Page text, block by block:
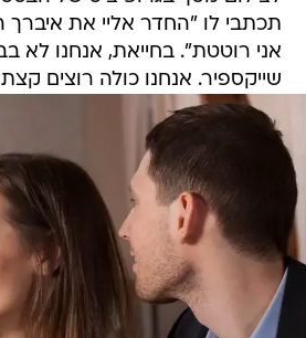
תכתבי לו "החדר אליי את איברך
אני רוטטת". בחייאת, אנחנו לא
שייקספיר. אנחנו כולה רוצים קצת